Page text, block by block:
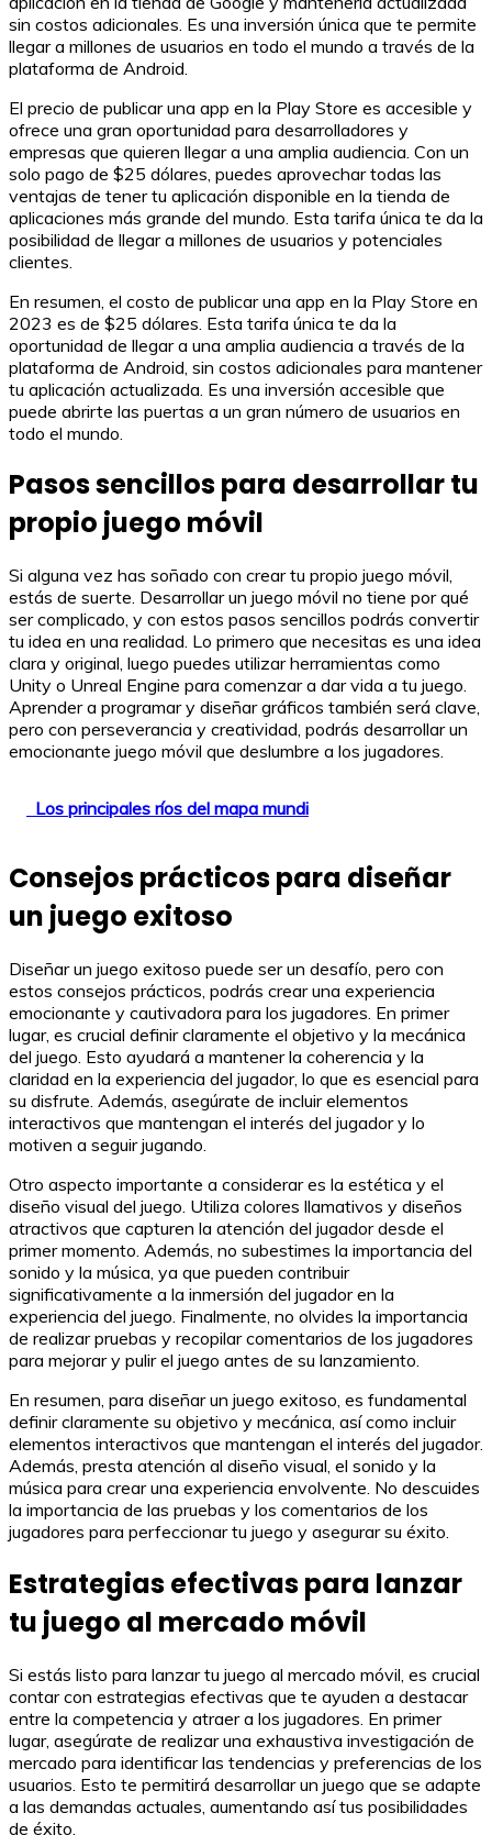
sin costos adicionales. Es una inversión única que te permite
llegar a millones de usuarios en todo el mundo a través de la
plataforma de Android.
El precio de publicar una app en la Play Store es accesible y
ofrece una gran oportunidad para desarrolladores y
empresas que quieren llegar a una amplia audiencia. Con un
solo pago de $25 dólares, puedes aprovechar todas las
ventajas de tener tu aplicación disponible en la tienda de
aplicaciones más grande del mundo. Esta tarifa única te da la
posibilidad de llegar a millones de usuarios y potenciales
clientes.
En resumen, el costo de publicar una app en la Play Store en
2023 es de $25 dólares. Esta tarifa única te da la
oportunidad de llegar a una amplia audiencia a través de la
plataforma de Android, sin costos adicionales para mantener
tu aplicación actualizada. Es una inversión accesible que
puede abrirte las puertas a un gran número de usuarios en
todo el mundo.
Pasos sencillos para desarrollar tu
propio juego móvil
Si alguna vez has soñado con crear tu propio juego móvil,
estás de suerte. Desarrollar un juego móvil no tiene por qué
ser complicado, y con estos pasos sencillos podrás convertir
tu idea en una realidad. Lo primero que necesitas es una idea
clara y original, luego puedes utilizar herramientas como
Unity o Unreal Engine para comenzar a dar vida a tu juego.
Aprender a programar y diseñar gráficos también será clave,
pero con perseverancia y creatividad, podrás desarrollar un
emocionante juego móvil que deslumbre a los jugadores.
Los principales ríos del mapa mundi
Consejos prácticos para diseñar
un juego exitoso
Diseñar un juego exitoso puede ser un desafío, pero con
estos consejos prácticos, podrás crear una experiencia
emocionante y cautivadora para los jugadores. En primer
lugar, es crucial definir claramente el objetivo y la mecánica
del juego. Esto ayudará a mantener la coherencia y la
claridad en la experiencia del jugador, lo que es esencial para
su disfrute. Además, asegúrate de incluir elementos
interactivos que mantengan el interés del jugador y lo
motiven a seguir jugando.
Otro aspecto importante a considerar es la estética y el
diseño visual del juego. Utiliza colores llamativos y diseños
atractivos que capturen la atención del jugador desde el
primer momento. Además, no subestimes la importancia del
sonido y la música, ya que pueden contribuir
significativamente a la inmersión del jugador en la
experiencia del juego. Finalmente, no olvides la importancia
de realizar pruebas y recopilar comentarios de los jugadores
para mejorar y pulir el juego antes de su lanzamiento.
En resumen, para diseñar un juego exitoso, es fundamental
definir claramente su objetivo y mecánica, así como incluir
elementos interactivos que mantengan el interés del jugador.
Además, presta atención al diseño visual, el sonido y la
música para crear una experiencia envolvente. No descuides
la importancia de las pruebas y los comentarios de los
jugadores para perfeccionar tu juego y asegurar su éxito.
Estrategias efectivas para lanzar
tu juego al mercado móvil
Si estás listo para lanzar tu juego al mercado móvil, es crucial
contar con estrategias efectivas que te ayuden a destacar
entre la competencia y atraer a los jugadores. En primer
lugar, asegúrate de realizar una exhaustiva investigación de
mercado para identificar las tendencias y preferencias de los
usuarios. Esto te permitirá desarrollar un juego que se adapte
a las demandas actuales, aumentando así tus posibilidades
de éxito.